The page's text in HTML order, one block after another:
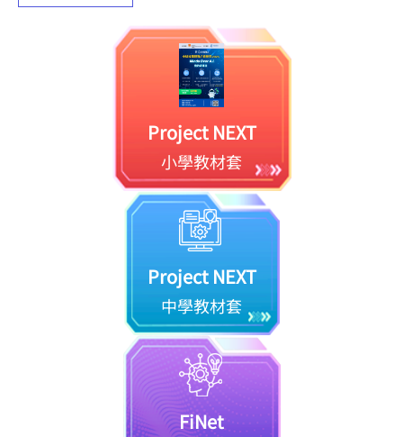
Project NEXT
小學教材套
Project NEXT
中學教材套
FiNet